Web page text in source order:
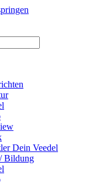
Dein Veedel
Bildung